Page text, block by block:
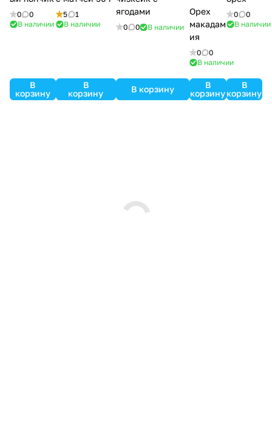
0
0
В наличии
В
корзину
5
1
В наличии
В
корзину
ягодами
0 0 В наличии
В корзину
Орех
макадам
ия
0
0
В наличии
В
корзину
0
0
В наличии
В
корзину